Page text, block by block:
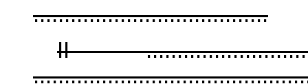
......................................
II -